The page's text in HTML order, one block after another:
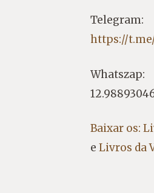
Telegram:
https://
Whatszap:
Baixar os:
e Livros da